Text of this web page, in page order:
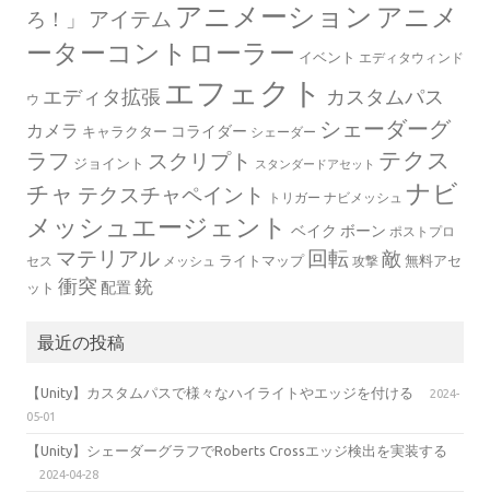
ろ！」
アイテム アニメーション アニメ
ーターコントローラー イベント エディタウィンド
ウ エディタ拡張 エフェクト カスタムパス
カメラ キャラクター コライダー シェーダー シェーダーグ
ラフ ジョイント スクリプト スタンダードアセット テクス
チャ テクスチャペイント トリガー ナビメッシュ ナビ
メッシュエージェント ベイク ボーン ポストプロ
セス マテリアル メッシュ ライトマップ 回転 攻撃 敵 無料アセ
ット 衝突 配置 銃
最近の投稿
【Unity】カスタムパスで様々なハイライトやエッジを付ける
2024-
05-01
【Unity】シェーダーグラフでRoberts Crossエッジ検出を実装する
2024-04-28